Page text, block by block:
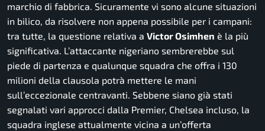
marchio di fabbrica. Sicuramente vi sono alcune situazioni
in bilico, da risolvere non appena possibile per i campani:
tra tutte, la questione relativa a Victor Osimhen è la più
significativa. L’attaccante nigeriano sembrerebbe sul
piede di partenza e qualunque squadra che offra i 130
milioni della clausola potrà mettere le mani
sull’eccezionale centravanti. Sebbene siano già stati
segnalati vari approcci dalla Premier, Chelsea incluso, la
squadra inglese attualmente vicina a un’offerta